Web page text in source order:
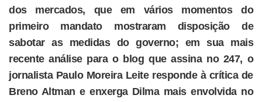
dos mercados, que em vários momentos do
primeiro mandato mostraram disposição de
sabotar as medidas do governo; em sua mais
recente análise para o blog que assina no 247, o
jornalista Paulo Moreira Leite responde à crítica de
Breno Altman e enxerga Dilma mais envolvida no